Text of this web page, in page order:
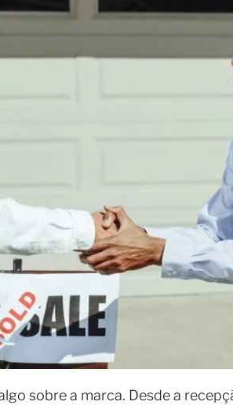
sobre a marca. Desde a